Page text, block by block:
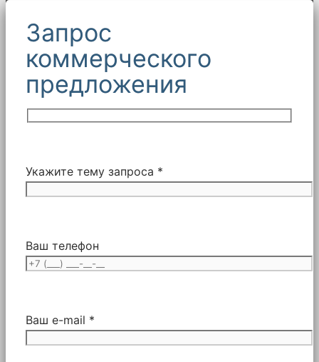
Запрос
коммерческого
предложения
Укажите тему запроса *
Ваш телефон
Ваш e-mail *